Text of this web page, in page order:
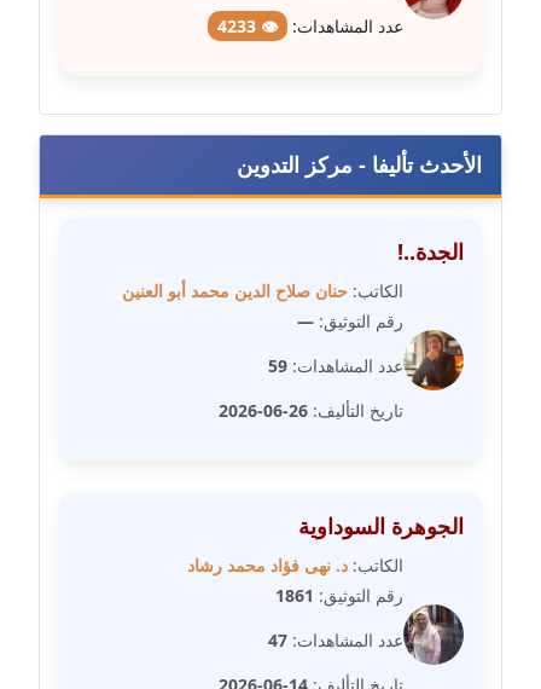
مدونة شيماء عمارة
عاملة
مدونة شيماء مكى
عاملة
عاملة
مدونة صفية الجيار
مدونة طارق المسيري
عاملة
عدد المشاهدات: 👁 4233
الأحدث تأليفا - مركز التدوين
الجدة..!
الكاتب: حنان صلاح الدين محمد أبو العنين
رقم التوثيق: —
عدد المشاهدات: 59
تاريخ التأليف: 26-06-2026
الجوهرة السوداوية
الكاتب: د. نهى فؤاد محمد رشاد
رقم التوثيق: 1861
عدد المشاهدات: 47